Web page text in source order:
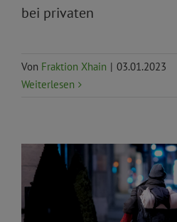
bei privaten
Von Fraktion Xhain | 03.01.2023
Weiterlesen